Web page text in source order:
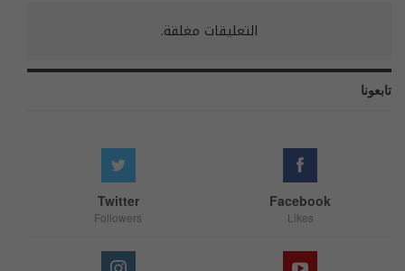
التعليقات مغلقة.
تابعونا
Facebook
Likes
Twitter
Followers